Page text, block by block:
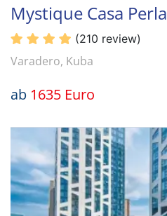
Mystique Casa Perla
(210 review)
Varadero, Kuba
ab 1635 Euro